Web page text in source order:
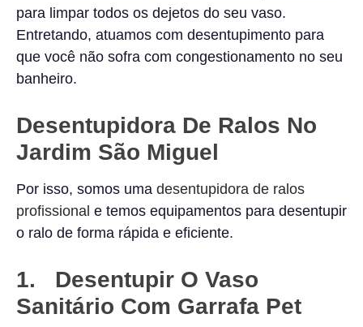
para limpar todos os dejetos do seu vaso.
Entretando, atuamos com desentupimento para
que você não sofra com congestionamento no seu
banheiro.
Desentupidora De Ralos No
Jardim São Miguel
Por isso, somos uma desentupidora de ralos
profissional e temos equipamentos para desentupir
o ralo de forma rápida e eficiente.
1. Desentupir O Vaso
Sanitário Com Garrafa Pet